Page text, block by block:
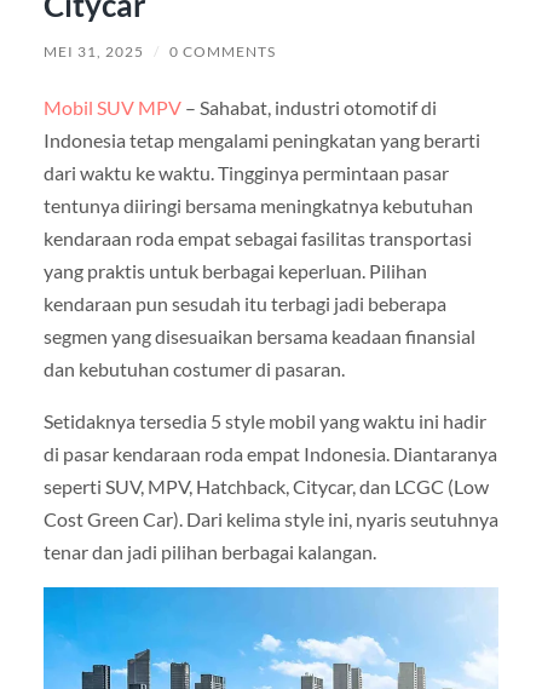
MEI 31, 2025 / 0 COMMENTS
Mobil SUV MPV– Sahabat, industri otomotif di
Indonesia tetap mengalami peningkatan yang berarti
dari waktu ke waktu. Tingginya permintaan pasar
tentunya diiringi bersama meningkatnya kebutuhan
kendaraan roda empat sebagai fasilitas transportasi
yang praktis untuk berbagai keperluan. Pilihan
kendaraan pun sesudah itu terbagi jadi beberapa
segmen yang disesuaikan bersama keadaan finansial
dan kebutuhan costumer di pasaran.
Setidaknya tersedia 5 style mobil yang waktu ini hadir
di pasar kendaraan roda empat Indonesia. Diantaranya
seperti SUV, MPV, Hatchback, Citycar, dan LCGC (Low
Cost Green Car). Dari kelima style ini, nyaris seutuhnya
tenar dan jadi pilihan berbagai kalangan.